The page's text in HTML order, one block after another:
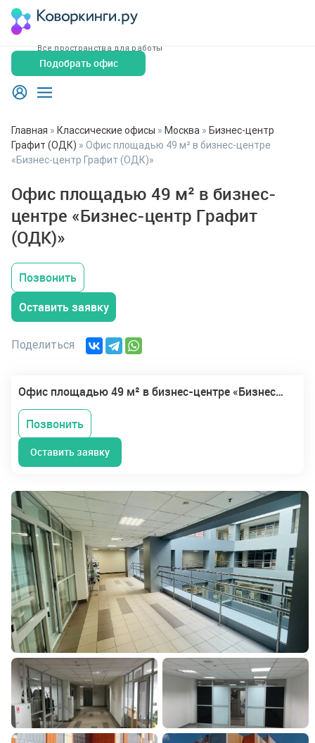
Все пространства для работы
Подобрать офис
Главная » Классические офисы » Москва » Бизнес-центр
Графит (ОДК) » Офис площадью 49 м² в бизнес-центре
«Бизнес-центр Графит (ОДК)»
Офис площадью 49 м² в бизнес-
центре «Бизнес-центр Графит
(ОДК)»
Поделиться
Позвонить
Оставить заявку
Офис площадью 49 м² в бизнес-центре «Бизнес-центр Графит (ОДК)»
Позвонить
Оставить заявку